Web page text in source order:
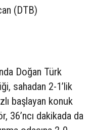
(DTB)
Doğan Türk
sahadan 2-1’lik
başlayan konuk
36’ncı dakikada da